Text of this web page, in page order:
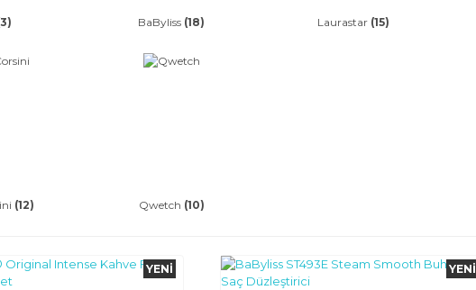
BaByliss (18) Laurastar (15)
(12) Qwetch (10)
YENI YENI